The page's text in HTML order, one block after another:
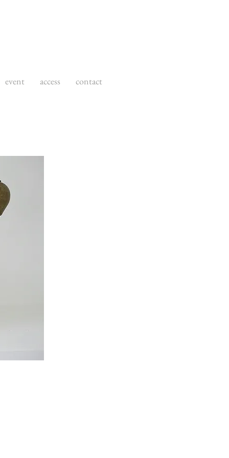
event access contact